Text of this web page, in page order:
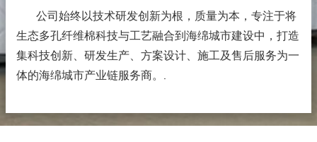
公司始终以技术研发创新为根，质量为本，专注于将
生态多孔纤维棉科技与工艺融合到海绵城市建设中，打造
集科技创新、研发生产、方案设计、施工及售后服务为一
体的海绵城市产业链服务商。